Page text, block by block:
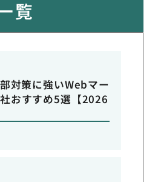
覧
対策に強いWebマー
おすすめ5選【2026